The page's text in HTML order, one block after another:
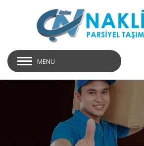
MENU
Maltepe Parça